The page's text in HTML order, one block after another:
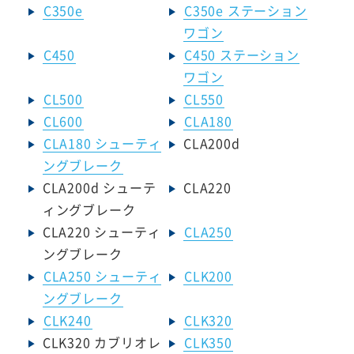
C350e
C350e ステーション
ワゴン
C450
C450 ステーション
ワゴン
CL500
CL550
CL600
CLA180
CLA180 シューティ
ングブレーク
CLA200d
CLA200d シューテ
ィングブレーク
CLA220
CLA220 シューティ
ングブレーク
CLA250
CLA250 シューティ
ングブレーク
CLK200
CLK240
CLK320
CLK320 カブリオレ
CLK350